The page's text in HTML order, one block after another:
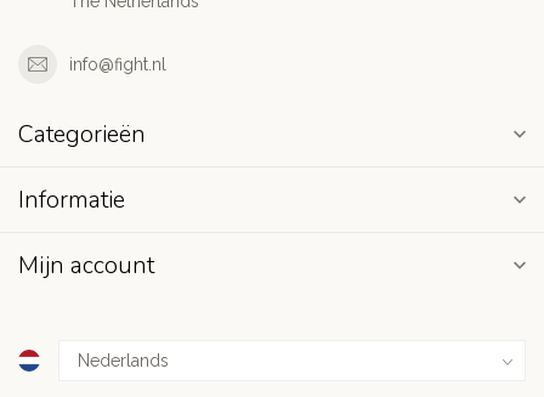
info@fight.nl
Categorieën
Informatie
Mijn account